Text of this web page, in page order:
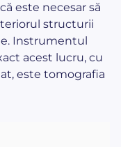
este necesar să
structurii
Instrumentul
acest lucru, cu
este tomografia